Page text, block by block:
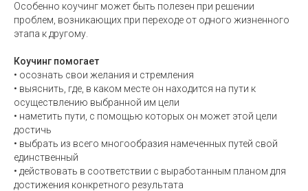
Особенно коучинг может быть полезен при решении
проблем, возникающих при переходе от одного жизненного
этапа к другому.
Коучинг помогает
• осознать свои желания и стремления
• выяснить, где, в каком месте он находится на пути к
осуществлению выбранной им цели
• наметить пути, с помощью которых он может этой цели
достичь
• выбрать из всего многообразия намеченных путей свой
единственный
• действовать в соответствии с выработанным планом для
достижения конкретного результата